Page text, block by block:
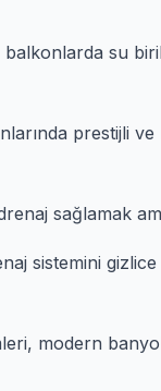
su
prestijli
sağlamak
sistemini
modern